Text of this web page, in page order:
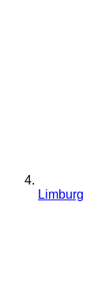
Limburg